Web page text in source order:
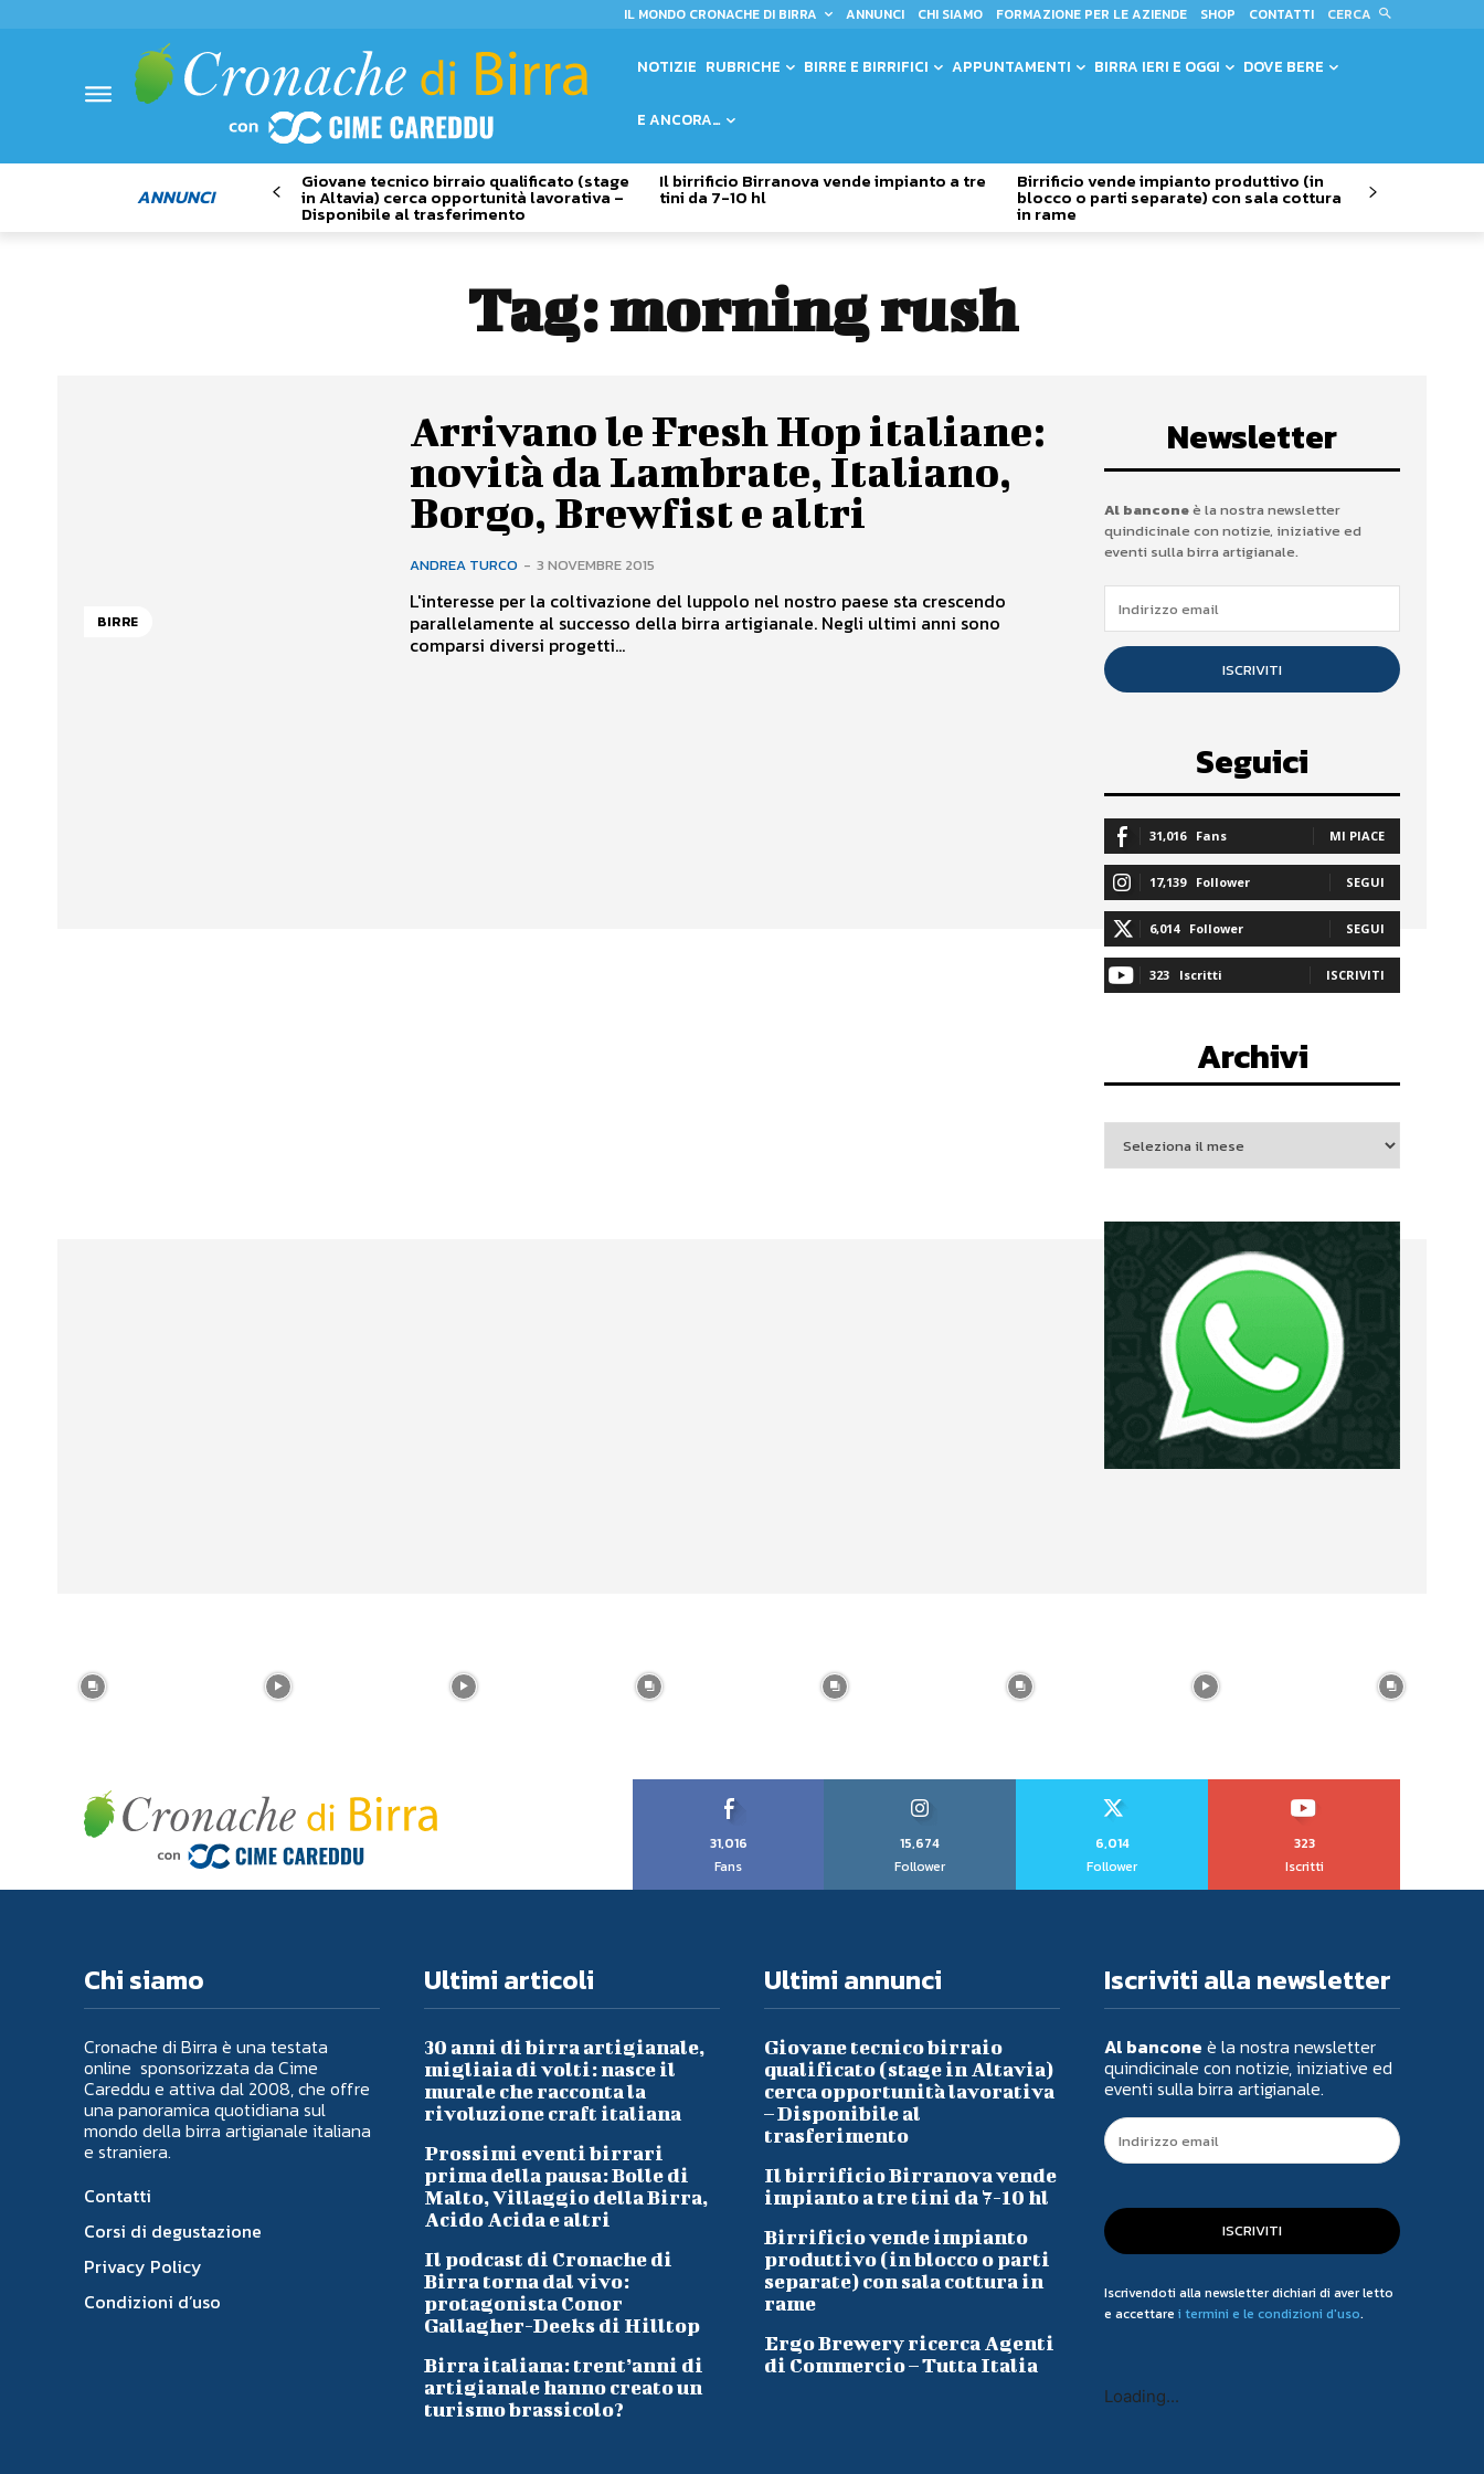
IL MONDO CRONACHE DI BIRRA ANNUNCI CHI SIAMO FORMAZIONE PER LE AZIENDE SHOP CONTATTI CERCA
NOTIZIE RUBRICHE BIRRE E BIRRIFICI APPUNTAMENTI BIRRA IERI E OGGI DOVE BERE
E ANCORA…
ANNUNCI
Giovane tecnico birraio qualificato (stage
in Altavia) cerca opportunità lavorativa –
Disponibile al trasferimento
Il birrificio Birranova vende impianto a tre
tini da 7-10 hl
Birrificio vende impianto produttivo (in
blocco o parti separate) con sala cottura
in rame
Tag:morning rush
BIRRE
Arrivano le Fresh Hop italiane:
novità da Lambrate, Italiano,
Borgo, Brewfist e altri
ANDREA TURCO - 3 NOVEMBRE 2015
L'interesse per la coltivazione del luppolo nel nostro paese sta crescendo
parallelamente al successo della birra artigianale. Negli ultimi anni sono
comparsi diversi progetti...
Newsletter
Al banconeè la nostra newsletter
quindicinale con notizie, iniziative ed
eventi sulla birra artigianale.
ISCRIVITI
Seguici
31,016 Fans MI PIACE
17,139 Follower SEGUI
6,014 Follower SEGUI
323 Iscritti ISCRIVITI
Archivi
31,016
Fans
15,674
Follower
6,014
Follower
323
Iscritti
Chi siamo
Cronache di Birra è una testata
online sponsorizzata da Cime
Careddu e attiva dal 2008, che offre
una panoramica quotidiana sul
mondo della birra artigianale italiana
e straniera.
Contatti
Corsi di degustazione
Privacy Policy
Condizioni d’uso
Ultimi articoli
30 anni di birra artigianale,
migliaia di volti: nasce il
murale che racconta la
rivoluzione craft italiana
Prossimi eventi birrari
prima della pausa: Bolle di
Malto, Villaggio della Birra,
Acido Acida e altri
Il podcast di Cronache di
Birra torna dal vivo:
protagonista Conor
Gallagher-Deeks di Hilltop
Birra italiana: trent’anni di
artigianale hanno creato un
turismo brassicolo?
Ultimi annunci
Giovane tecnico birraio
qualificato (stage in Altavia)
cerca opportunità lavorativa
– Disponibile al
trasferimento
Il birrificio Birranova vende
impianto a tre tini da 7-10 hl
Birrificio vende impianto
produttivo (in blocco o parti
separate) con sala cottura in
rame
Ergo Brewery ricerca Agenti
di Commercio – Tutta Italia
Iscriviti alla newsletter
Al bancone è la nostra newsletter
quindicinale con notizie, iniziative ed
eventi sulla birra artigianale.
ISCRIVITI
Iscrivendoti alla newsletter dichiari di aver letto
e accettare i termini e le condizioni d'uso.
Loading...